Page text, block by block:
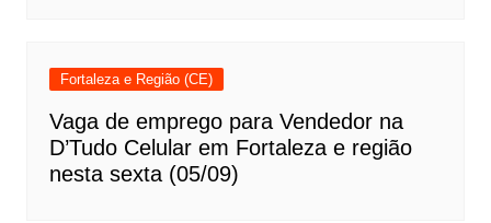
Fortaleza e Região (CE)
Vaga de emprego para Vendedor na
D’Tudo Celular em Fortaleza e região
nesta sexta (05/09)